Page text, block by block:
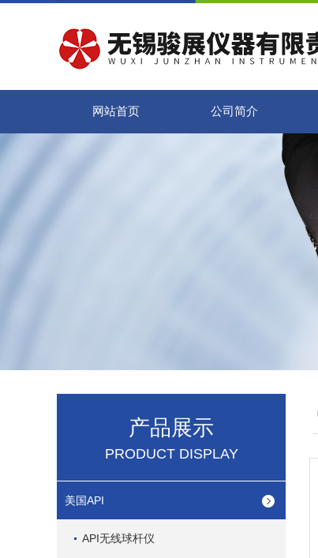
网站首页 公司简介
产品展示
PRODUCT DISPLAY
美国API
API无线球杆仪